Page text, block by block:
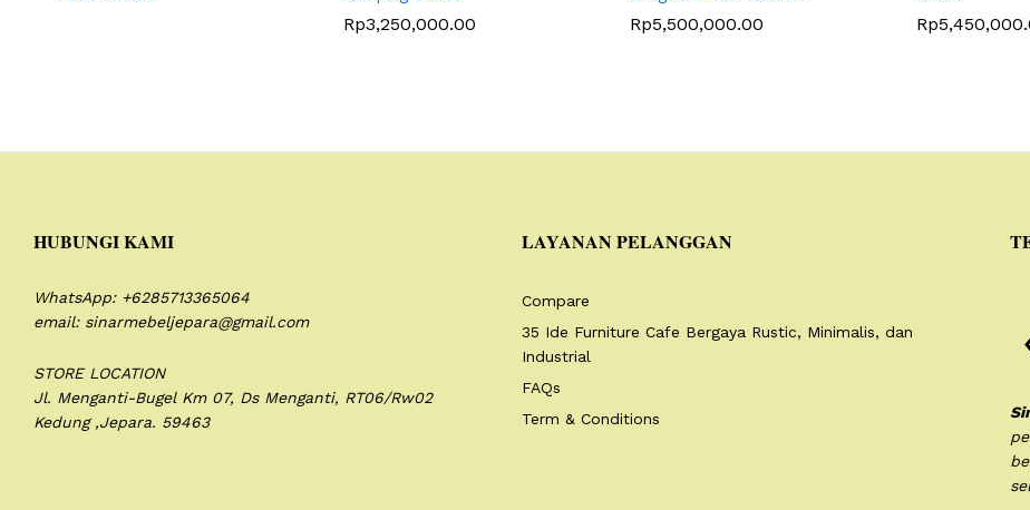
Rp3,250,000.00 Rp5,500,000.00 Rp
HUBUNGI KAMI
WhatsApp: +6285713365064
email: sinarmebeljepara@gmail.com
STORE LOCATION
Jl. Menganti-Bugel Km 07, Ds Menganti, RT06/Rw02
Kedung ,Jepara. 59463
LAYANAN PELANGGAN
Compare
35 Ide Furniture Cafe Bergaya Rustic, Minimalis, dan
Industrial
FAQs
Term & Conditions